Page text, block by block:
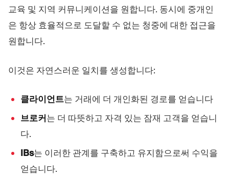
교육 및 지역 커뮤니케이션을 원합니다. 동시에 중개인
은 항상 효율적으로 도달할 수 없는 청중에 대한 접근을
원합니다.
이것은 자연스러운 일치를 생성합니다:
클라이언트는 거래에 더 개인화된 경로를 얻습니다
브로커는 더 따뜻하고 자격 있는 잠재 고객을 얻습니
다.
IBs는 이러한 관계를 구축하고 유지함으로써 수익을
얻습니다.